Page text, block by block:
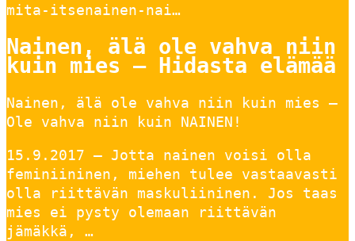
mita-itsenainen-nai…
Nainen, älä ole vahva niin
kuin mies – Hidasta elämää
Nainen, älä ole vahva niin kuin mies –
Ole vahva niin kuin NAINEN!
15.9.2017 — Jotta nainen voisi olla
feminiininen, miehen tulee vastaavasti
olla riittävän maskuliininen. Jos taas
mies ei pysty olemaan riittävän
jämäkkä, …